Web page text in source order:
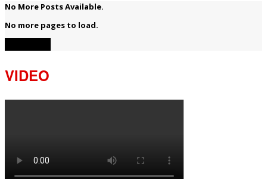
No More Posts Available.
No more pages to load.
VIDEO